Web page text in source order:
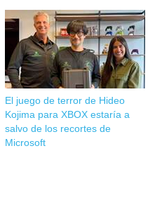
El juego de terror de Hideo
Kojima para XBOX estaría a
salvo de los recortes de
Microsoft